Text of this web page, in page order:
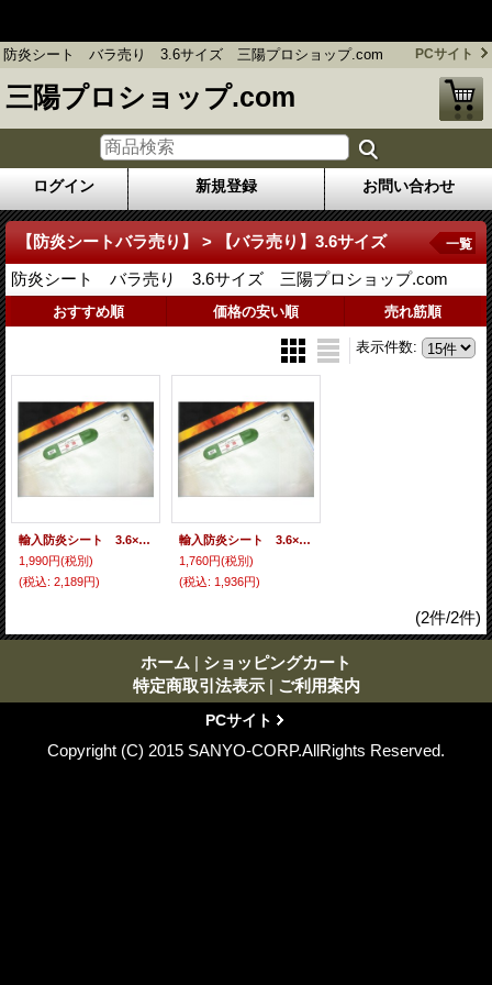
防炎シート バラ売り 3.6サイズ 三陽プロショップ.com PCサイト
三陽プロショップ.com
ログイン 新規登録 お問い合わせ
【防炎シートバラ売り】 > 【バラ売り】3.6サイズ
防炎シート バラ売り 3.6サイズ 三陽プロショップ.com
一覧
おすすめ順 価格の安い順 売れ筋順
表示件数:
輸入防炎シート 3.6×3.6 サイズ 1枚入り 450P
1,990円(税別)
(税込: 2,189円)
輸入防炎シート 3.6×5.4 サイズ 1枚入り 450P
1,760円(税別)
(税込: 1,936円)
(2件/2件)
ホーム | ショッピングカート
特定商取引法表示 | ご利用案内
PCサイト
Copyright (C) 2015 SANYO-CORP.AllRights Reserved.